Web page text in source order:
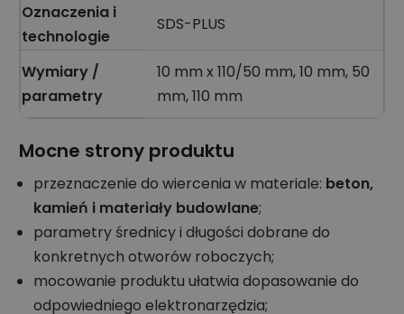
Oznaczenia i
technologie
SDS-PLUS
Wymiary /
parametry
10 mm x 110/50 mm, 10 mm, 50
mm, 110 mm
Mocne strony produktu
przeznaczenie do wiercenia w materiale: beton,
kamień i materiały budowlane;
parametry średnicy i długości dobrane do
konkretnych otworów roboczych;
mocowanie produktu ułatwia dopasowanie do
odpowiedniego elektronarzędzia;